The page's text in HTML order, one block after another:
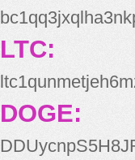
LTC:
DOGE: